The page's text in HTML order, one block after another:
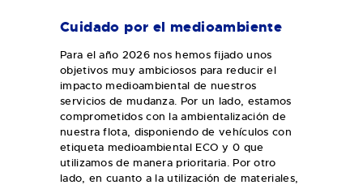
Cuidado por el medioambiente
Para el año 2026 nos hemos fijado unos
objetivos muy ambiciosos para reducir el
impacto medioambiental de nuestros
servicios de mudanza. Por un lado, estamos
comprometidos con la ambientalización de
nuestra flota, disponiendo de vehículos con
etiqueta medioambiental ECO y 0 que
utilizamos de manera prioritaria. Por otro
lado, en cuanto a la utilización de materiales,